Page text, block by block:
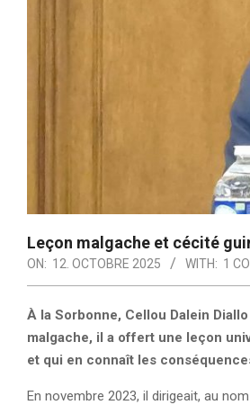
Leçon malgache et cécité
ON: 12. OCTOBRE 2025 WITH: 1
À la Sorbonne, Cellou Dalein
malgache, il a offert une leçon
et qui en connaît les
En novembre 2023, il dirigeait, au